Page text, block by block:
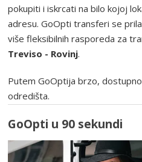
pokupiti i iskrcati na bilo kojoj
adresu. GoOpti transferi se
više fleksibilnih rasporeda za
Treviso - Rovinj.
Putem GoOptija brzo,
odredišta.
GoOpti u 90 sekundi